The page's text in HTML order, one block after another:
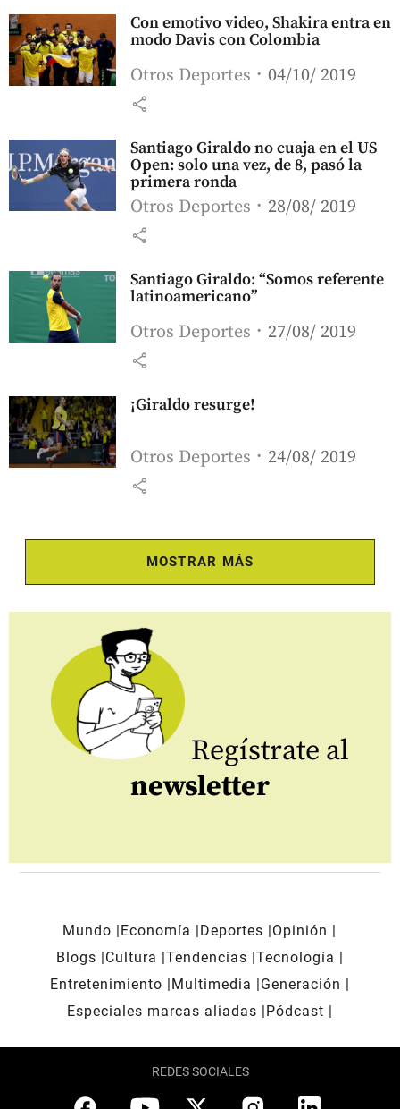
Con emotivo video, Shakira entra en
modo Davis con Colombia
Otros Deportes 04/10/ 2019
share
Santiago Giraldo no cuaja en el US
Open: solo una vez, de 8, pasó la
primera ronda
Otros Deportes 28/08/ 2019
share
Santiago Giraldo: “Somos referente
latinoamericano”
Otros Deportes 27/08/ 2019
share
¡Giraldo resurge!
Otros Deportes 24/08/ 2019
share
MOSTRAR MÁS
Regístrate al
newsletter
Mundo Economía Deportes
Opinión
Blogs
Cultura Tendencias Tecnología
Entretenimiento
Multimedia
Generación
Especiales marcas aliadas
Pódcast
REDES SOCIALES